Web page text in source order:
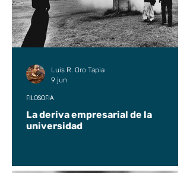
La deriva empresarial de la
universidad
FILOSOFÍA
Luis R. Oro Tapia
9 jun